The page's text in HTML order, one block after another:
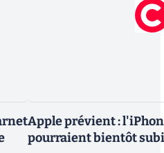
Apple prévient :
pourraient bientôt